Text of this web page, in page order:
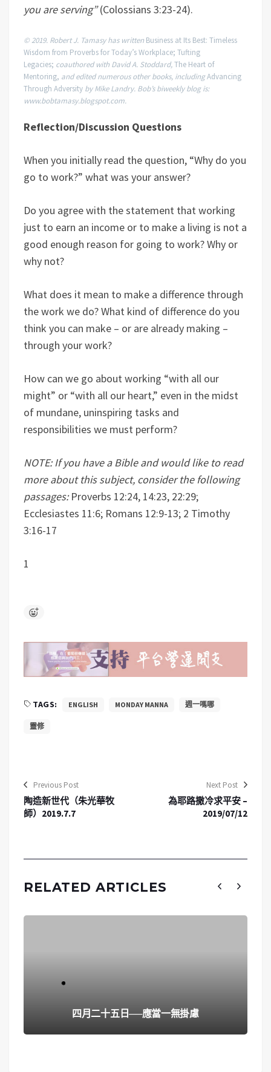
you are serving”(Colossians 3:23-24).
© 2019. Robert J. Tamasy has written Business at Its Best: Timeless
Wisdom from Proverbs for Today’s Workplace; Tufting
Legacies; coauthored with David A. Stoddard,The Heart of
Mentoring, and edited numerous other books, includingAdvancing
Through Adversity by Mike Landry. Bob’s biweekly blog is:
www.bobtamasy.blogspot.com.
Reflection/Discussion Questions
When you initially read the question, “Why do you
go to work?” what was your answer?
Do you agree with the statement that working
just to earn an income or to make a living is not a
good enough reason for going to work? Why or
why not?
What does it mean to make a difference through
the work we do? What kind of difference do you
think you can make – or are already making –
through your work?
How can we go about working “with all our
might” or “with all our heart,” even in the midst
of mundane, uninspiring tasks and
responsibilities we must perform?
NOTE: If you have a Bible and would like to read
more about this subject, consider the following
passages:Proverbs 12:24, 14:23, 22:29;
Ecclesiastes 11:6; Romans 12:9-13; 2 Timothy
3:16-17
1
TAGS: ENGLISH MONDAY MANNA 週一嗎哪
靈修
Previous Post
陶造新世代（朱光華牧
師）2019.7.7
Next Post
為耶路撒冷求平安 –
2019/07/12
RELATED ARTICLES
四月二十五日──應當一無掛慮